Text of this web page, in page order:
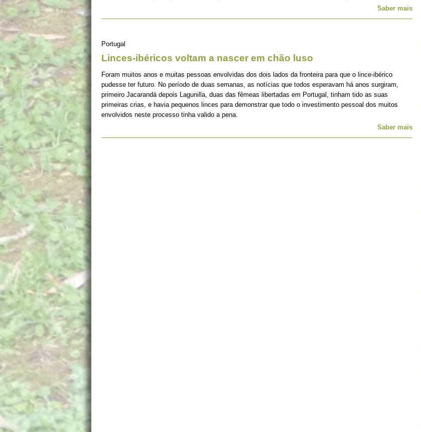
Saber mais
Portugal
Linces-ibéricos voltam a nascer em chão luso
Foram muitos anos e muitas pessoas envolvidas dos dois lados da fronteira para que o lince-ibérico
pudesse ter futuro. No período de duas semanas, as notícias que todos esperavam há anos surgiram,
primeiro Jacarandá depois Lagunilla, duas das fêmeas libertadas em Portugal, tinham tido as suas
primeiras crias, e havia pequenos linces para demonstrar que todo o investimento pessoal dos muitos
envolvidos neste processo tinha valido a pena.
Saber mais